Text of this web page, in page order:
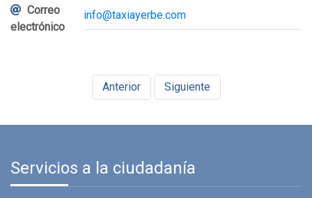
Correo
electrónico
info@taxiayerbe.com
Anterior Siguiente
Servicios a la ciudadanía